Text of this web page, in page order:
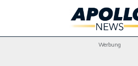
Werbung